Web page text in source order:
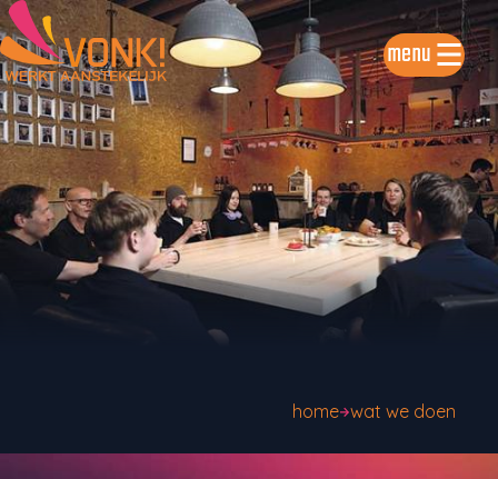
menu
home wat we doen